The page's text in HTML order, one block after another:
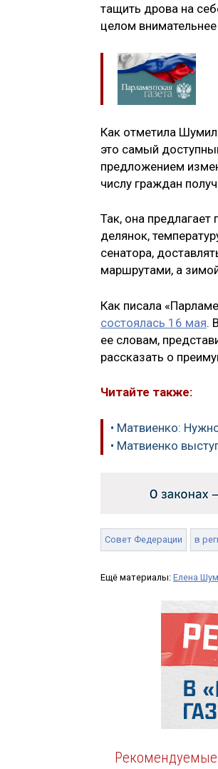
тащить дрова на
целом
Как отметила
это самый
предложением
числу граждан
Так, она
делянок,
сенатора,
маршрутами, а
Как писала
состоялась 16 мая.
ее словам,
рассказать о
Читайте также:
• Матвиенко:
• Матвиенко
Совет Федерации в
Ещё материалы: Елена